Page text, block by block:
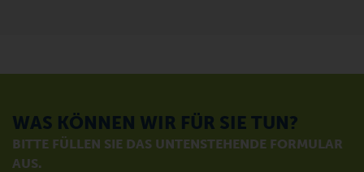
WAS KÖNNEN WIR FÜR SIE TUN?
BITTE FÜLLEN SIE DAS UNTENSTEHENDE FORMULAR
AUS.